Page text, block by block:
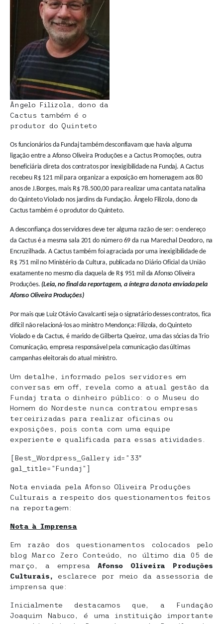
Ângelo Filizola, dono da
Cactus também é o
produtor do Quinteto
Os funcionários da Fundaj também desconfiavam que havia alguma
ligação entre a Afonso Oliveira Produções e a Cactus Promoções, outra
beneficiária direta dos contratos por inexigibilidade na Fundaj. A Cactus
recebeu R$ 121 mil para organizar a exposição em homenagem aos 80
anos de J.Borges, mais R$ 78.500,00 para realizar uma cantata natalina
do Quinteto Violado nos jardins da Fundação. Ângelo Filizola, dono da
Cactus também é o produtor do Quinteto.
A desconfiança dos servidores deve ter alguma razão de ser: o endereço
da Cactus é a mesma sala 201 do número 69 da rua Marechal Deodoro, na
Encruzilhada. A Cactus também foi agraciada por uma inexigibilidade de
R$ 751 mil no Ministério da Cultura, publicada no Diário Oficial da União
exatamente no mesmo dia daquela de R$ 951 mil da Afonso Oliveira
Produções. (Leia, no final da reportagem, a íntegra da nota enviada pela
Afonso Oliveira Produções)
Por mais que Luiz Otávio Cavalcanti seja o signatário desses contratos, fica
difícil não relacioná-los ao ministro Mendonça: Filizola, do Quinteto
Violado e da Cactus, é marido de Gilberta Queiroz, uma das sócias da Trio
Comunicação, empresa responsável pela comunicação das últimas
campanhas eleitorais do atual ministro.
Um detalhe, informado pelos servidores em
conversas em off, revela como a atual gestão da
Fundaj trata o dinheiro público: o o Museu do
Homem do Nordeste nunca contratou empresas
terceirizadas para realizar oficinas ou
exposições, pois conta com uma equipe
experiente e qualificada para essas atividades.
[Best_Wordpress_Gallery id=”33″
gal_title=”Fundaj”]
Nota enviada pela Afonso Oliveira Produções
Culturais a respeito dos questionamentos feitos
na reportagem:
Nota à Imprensa
Em razão dos questionamentos colocados pelo
blog Marco Zero Conteúdo, no último dia 05 de
março, a empresaAfonso Oliveira Produções
Culturais,
esclarece por meio da assessoria de
imprensa que:
Inicialmente destacamos que, a Fundação
Joaquim Nabuco, é uma instituição importante